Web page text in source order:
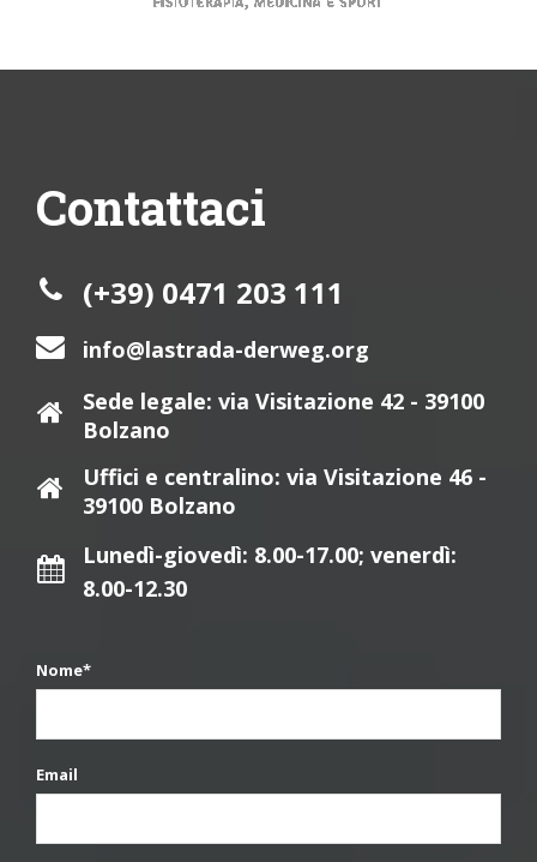
Contattaci
(+39) 0471 203 111
info@lastrada-derweg.org
Sede legale: via Visitazione 42 - 39100
Bolzano
Uffici e centralino: via Visitazione 46 -
39100 Bolzano
Lunedì-giovedì: 8.00-17.00; venerdì:
8.00-12.30
Nome*
Email